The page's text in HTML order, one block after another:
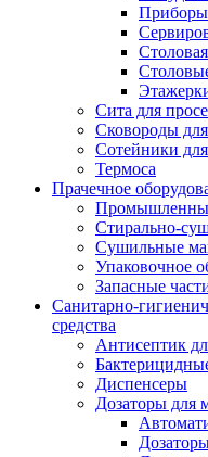
Приборы
Сита для
Сковороды
Сотейники
Термоса
Прачечное
Стирально-
Сушильные
Упаковочное
Запасные
Санитарно-
средства
Антисептик
Диспенсеры
Дозаторы для